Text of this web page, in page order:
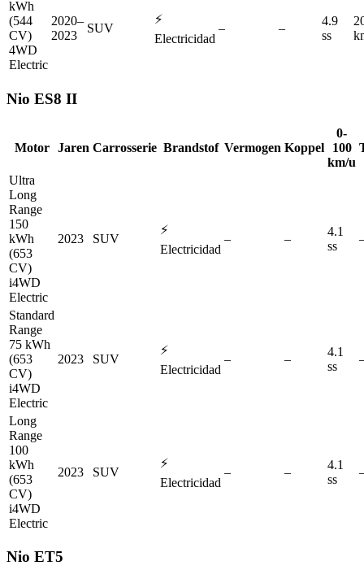
kWh
(544
CV)
4WD
Electric
2020–
2023
SUV
⚡
Electricidad
– –
4.9
ss
Nio ES8 II
Motor Jaren Carrosserie Brandstof Vermogen Koppel
0-
100
km/u
Ultra
Long
Range
150
kWh
(653
CV)
i4WD
Electric
2023 SUV
⚡
Electricidad
– –
4.1
ss
Standard
Range
75 kWh
(653
CV)
i4WD
Electric
2023 SUV
⚡
Electricidad
– –
4.1
ss
Long
Range
100
kWh
(653
CV)
i4WD
Electric
2023 SUV
⚡
Electricidad
– –
4.1
ss
Nio ET5